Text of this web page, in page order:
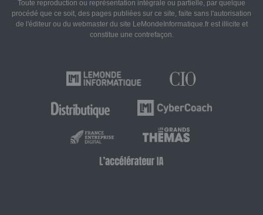
Toute reproduction ou représentation intégrale ou partielle, par quelque
procédé que ce soit, des pages publiées sur ce site, faite sans l'autorisation
de l'éditeur ou du webmaster du site LeMondeInformatique.fr est illicite et
constitue une contrefaçon.